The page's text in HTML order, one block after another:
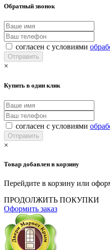
Обратный звонок
согласен с условиями
×
Купить в один клик
согласен с условиями
×
Товар добавлен в корзину
Перейдите в корзину или
ПРОДОЛЖИТЬ ПОКУПКИ
Оформить заказ